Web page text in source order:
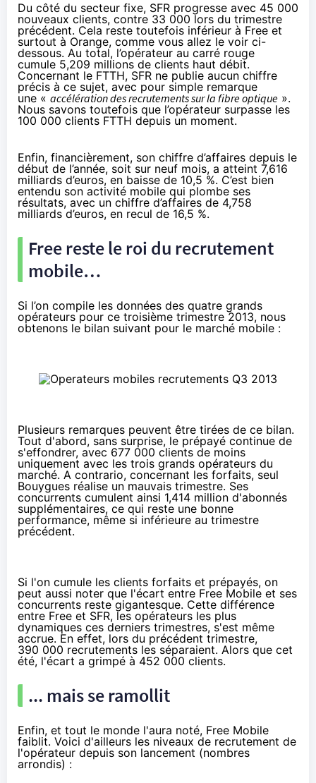
Du côté du secteur fixe, SFR progresse avec 45 000
nouveaux clients, contre 33 000 lors du trimestre
précédent. Cela reste toutefois inférieur à Free et
surtout à Orange, comme vous allez le voir ci-
dessous. Au total, l’opérateur au carré rouge
cumule 5,209 millions de clients haut débit.
Concernant le FTTH, SFR ne publie aucun chiffre
précis à ce sujet, avec pour simple remarque
une « accélération des recrutements sur la fibre optique ».
Nous savons toutefois que l’opérateur surpasse les
100 000 clients FTTH depuis un moment.
Enfin, financièrement, son chiffre d’affaires depuis le
début de l’année, soit sur neuf mois, a atteint 7,616
milliards d’euros, en baisse de 10,5 %. C’est bien
entendu son activité mobile qui plombe ses
résultats, avec un chiffre d’affaires de 4,758
milliards d’euros, en recul de 16,5 %.
Free reste le roi du recrutement
mobile…
Si l’on compile les données des quatre grands
opérateurs pour ce troisième trimestre 2013, nous
obtenons le bilan suivant pour le marché mobile :
Plusieurs remarques peuvent être tirées de ce bilan.
Tout d'abord, sans surprise, le prépayé continue de
s'effondrer, avec 677 000 clients de moins
uniquement avec les trois grands opérateurs du
marché. A contrario, concernant les forfaits, seul
Bouygues réalise un mauvais trimestre. Ses
concurrents cumulent ainsi 1,414 million d'abonnés
supplémentaires, ce qui reste une bonne
performance, même si inférieure au trimestre
précédent.
Si l'on cumule les clients forfaits et prépayés, on
peut aussi noter que l'écart entre Free Mobile et ses
concurrents reste gigantesque. Cette différence
entre Free et SFR, les opérateurs les plus
dynamiques ces derniers trimestres, s'est même
accrue. En effet, lors du précédent trimestre,
390 000 recrutements les séparaient. Alors que cet
été, l'écart a grimpé à 452 000 clients.
... mais se ramollit
Enfin, et tout le monde l'aura noté, Free Mobile
faiblit. Voici d'ailleurs les niveaux de recrutement de
l'opérateur depuis son lancement (nombres
arrondis) :